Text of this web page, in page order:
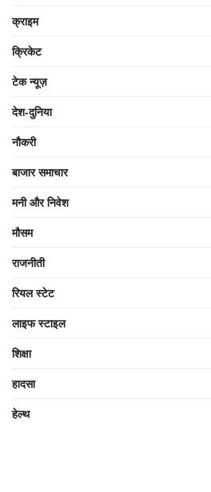
क्राइम
क्रिकेट
टेक न्यूज़
देश-दुनिया
नौकरी
बाजार समाचार
मनी और निवेश
मौसम
राजनीती
रियल स्टेट
लाइफ स्टाइल
शिक्षा
हादसा
हेल्थ